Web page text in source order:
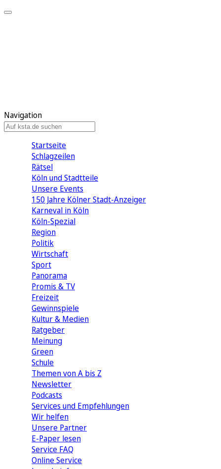
Navigation
Startseite
Schlagzeilen
Rätsel
Köln und Stadtteile
Unsere Events
150 Jahre Kölner Stadt-Anzeiger
Karneval in Köln
Köln-Spezial
Region
Politik
Wirtschaft
Sport
Panorama
Promis & TV
Freizeit
Gewinnspiele
Kultur & Medien
Ratgeber
Meinung
Green
Schule
Themen von A bis Z
Newsletter
Podcasts
Services und Empfehlungen
Wir helfen
Unsere Partner
E-Paper lesen
Service FAQ
Online Service